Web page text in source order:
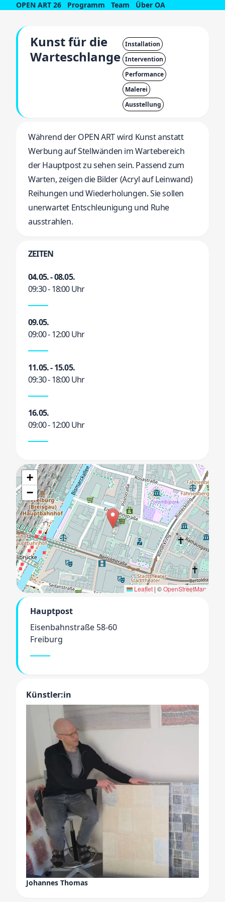
OPEN ART 26 Programm Team Über OA
Kunst für die
Warteschlange
Installation
Intervention
Performance
Malerei
Ausstellung
Während der OPEN ART wird Kunst anstatt
Werbung auf Stellwänden im Wartebereich
der Hauptpost zu sehen sein. Passend zum
Warten, zeigen die Bilder (Acryl auf Leinwand)
Reihungen und Wiederholungen. Sie sollen
unerwartet Entschleunigung und Ruhe
ausstrahlen.
ZEITEN
04.05. - 08.05.
09:30 - 18:00 Uhr
09.05.
09:00 - 12:00 Uhr
11.05. - 15.05.
09:30 - 18:00 Uhr
16.05.
09:00 - 12:00 Uhr
+
−
Leaflet | ©OpenStreetMap
Hauptpost
Eisenbahnstraße 58-60
Freiburg
Künstler:in
Johannes Thomas